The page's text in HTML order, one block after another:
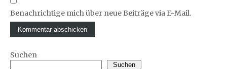
Benachrichtige mich über neue Beiträge via E-Mail.
Suchen
Suchen